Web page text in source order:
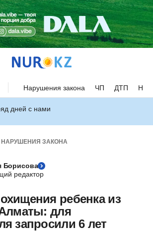
Нарушения закона ЧП ДТП
дней с нами
НАРУШЕНИЯ ЗАКОНА
Борисова
редактор
ребенка из
для
запросили 6 лет